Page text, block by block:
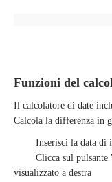
Funzioni del
Il calcolatore di date
Calcola la differenza in
Inserisci la data di
Clicca sul
visualizzato a destra